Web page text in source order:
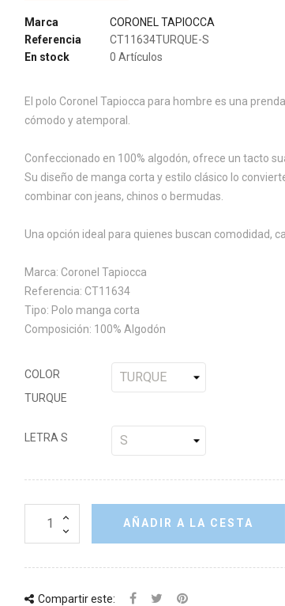
Marca
CORONEL TAPIOCCA
Referencia
CT11634TURQUE-S
En stock
0 Artículos
El polo Coronel Tapiocca para hombre es una
cómodo y atemporal.
Confeccionado en 100% algodón, ofrece un tacto
Su diseño de manga corta y estilo clásico lo
combinar con jeans, chinos o bermudas.
Una opción ideal para quienes buscan comodidad,
Marca: Coronel Tapiocca
Referencia: CT11634
Tipo: Polo manga corta
Composición: 100% Algodón
COLOR
TURQUE
LETRA S
AÑADIR A LA CESTA
Compartir este: